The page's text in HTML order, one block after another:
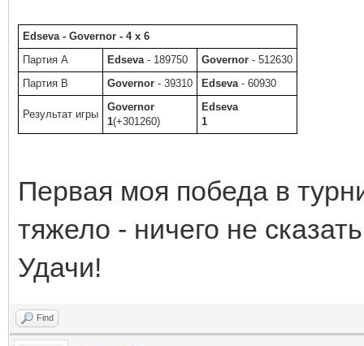
Edseva - Governor - 4 x 6
Партия A
Edseva - 189750 Governor - 512630
Партия B
Governor - 39310 Edseva - 60930
Результат игры
Governor
1(+301260)
Edseva
1
Первая моя победа в
тяжело - ничего не
Удачи!
Find